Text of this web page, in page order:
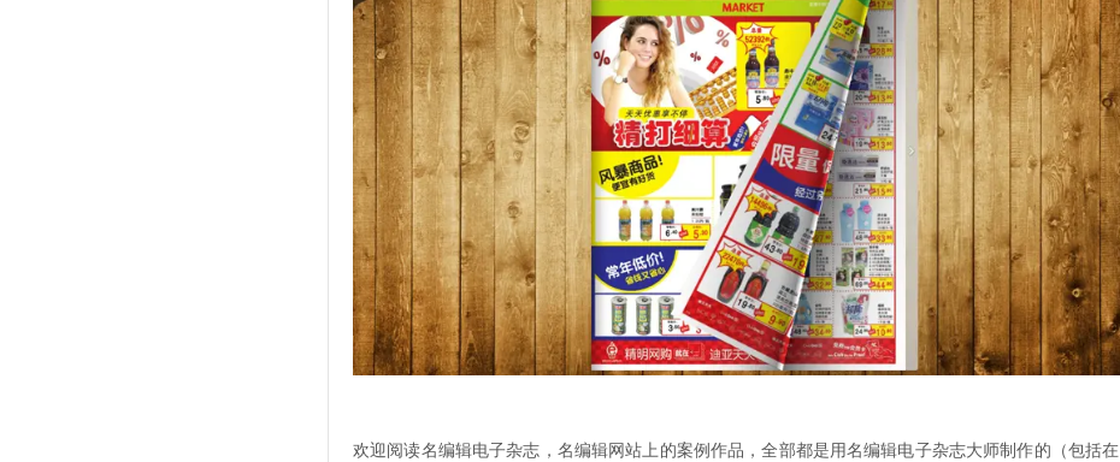
欢迎阅读名编辑电子杂志，名编辑网站上的案例作品，全部都是用名编辑电子杂志大师制作的（包括在